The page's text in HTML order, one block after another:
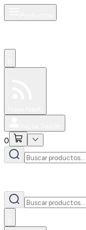
0